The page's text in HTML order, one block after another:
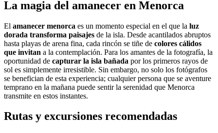
La magia del amanecer en Menorca
El amanecer menorca es un momento especial en el que la luz
dorada transforma paisajes de la isla. Desde acantilados abruptos
hasta playas de arena fina, cada rincón se tiñe de colores cálidos
que invitan a la contemplación. Para los amantes de la fotografía, la
oportunidad de capturar la isla bañada por los primeros rayos de
sol es simplemente irresistible. Sin embargo, no solo los fotógrafos
se benefician de esta experiencia; cualquier persona que se aventure
temprano en la mañana puede sentir la serenidad que Menorca
transmite en estos instantes.
Rutas y excursiones recomendadas